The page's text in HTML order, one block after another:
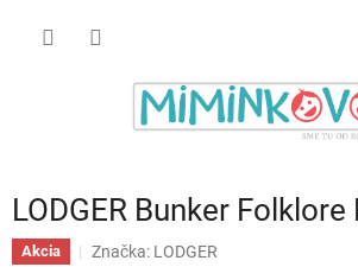
LODGER Bunker Folklore
Akcia Značka: LODGER